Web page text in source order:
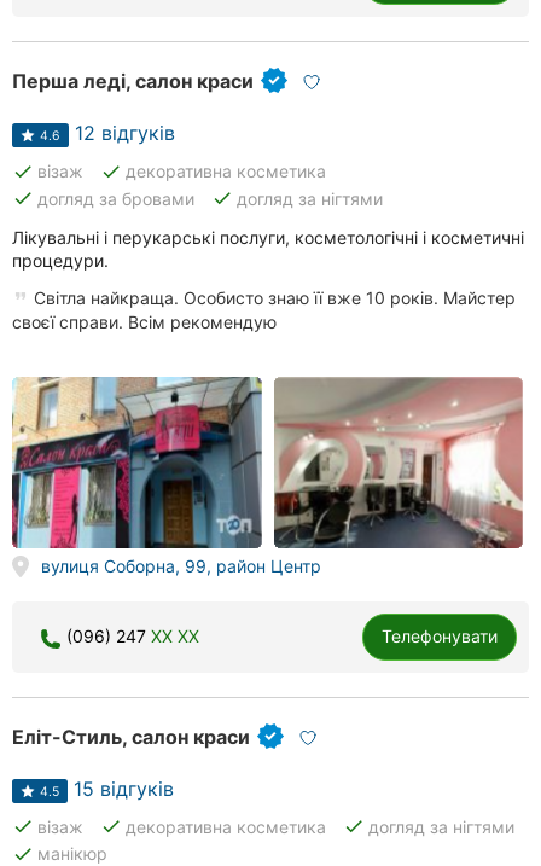
Перша леді, салон краси
4.6 12 відгуків
done візаж done декоративна косметика
done догляд за бровами done догляд за нігтями
Лікувальні і перукарські послуги, косметологічні і косметичні
процедури.
Світла найкраща. Особисто знаю її вже 10 років. Майстер
своєї справи. Всім рекомендую
вулиця Соборна, 99, район Центр
(096) 247 XX XX Телефонувати
Еліт-Стиль, салон краси
4.5 15 відгуків
done візаж done декоративна косметика done догляд за нігтями
done манікюр